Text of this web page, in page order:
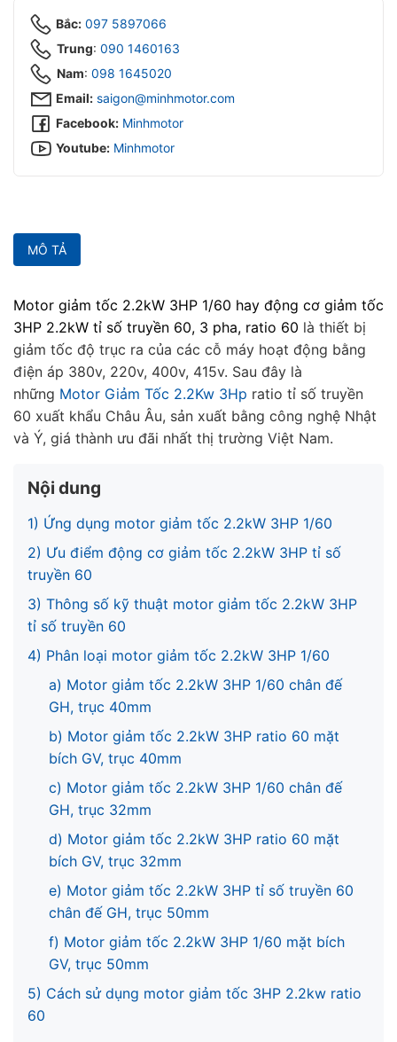
Bắc: 097 5897066
Trung: 090 1460163
Nam: 098 1645020‬
Email: saigon@minhmotor.com
Facebook: Minhmotor
Youtube: Minhmotor
MÔ TẢ
Motor giảm tốc 2.2kW 3HP 1/60 hay động cơ giảm tốc
3HP 2.2kW tỉ số truyền 60, 3 pha, ratio 60 là thiết bị
giảm tốc độ trục ra của các cỗ máy hoạt động bằng
điện áp 380v, 220v, 400v, 415v. Sau đây là
những Motor Giảm Tốc 2.2Kw 3Hp ratio tỉ số truyền
60 xuất khẩu Châu Âu, sản xuất bằng công nghệ Nhật
và Ý, giá thành ưu đãi nhất thị trường Việt Nam.
Nội dung
1) Ứng dụng motor giảm tốc 2.2kW 3HP 1/60
2) Ưu điểm động cơ giảm tốc 2.2kW 3HP tỉ số
truyền 60
3) Thông số kỹ thuật motor giảm tốc 2.2kW 3HP
tỉ số truyền 60
4) Phân loại motor giảm tốc 2.2kW 3HP 1/60
a) Motor giảm tốc 2.2kW 3HP 1/60 chân đế
GH, trục 40mm
b) Motor giảm tốc 2.2kW 3HP ratio 60 mặt
bích GV, trục 40mm
c) Motor giảm tốc 2.2kW 3HP 1/60 chân đế
GH, trục 32mm
d) Motor giảm tốc 2.2kW 3HP ratio 60 mặt
bích GV, trục 32mm
e) Motor giảm tốc 2.2kW 3HP tỉ số truyền 60
chân đế GH, trục 50mm
f) Motor giảm tốc 2.2kW 3HP 1/60 mặt bích
GV, trục 50mm
5) Cách sử dụng motor giảm tốc 3HP 2.2kw ratio
60